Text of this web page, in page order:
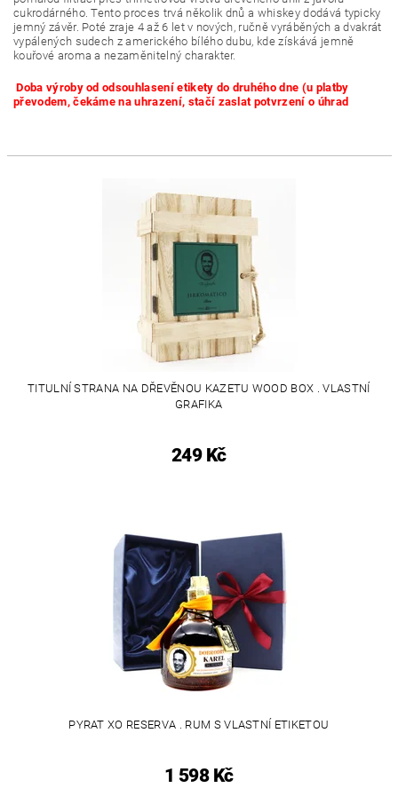
cukrodárného. Tento proces trvá několik dnů a whiskey dodává typicky
jemný závěr. Poté zraje 4 až 6 let v nových, ručně vyráběných a dvakrát
vypálených sudech z amerického bílého dubu, kde získává jemně
kouřové aroma a nezaměnitelný charakter.
Doba výroby od odsouhlasení etikety do druhého dne (u platby
převodem, čekáme na uhrazení, stačí zaslat potvrzení o úhrad
TITULNÍ STRANA NA DŘEVĚNOU KAZETU WOOD BOX . VLASTNÍ
GRAFIKA
249 Kč
PYRAT XO RESERVA . RUM S VLASTNÍ ETIKETOU
1 598 Kč